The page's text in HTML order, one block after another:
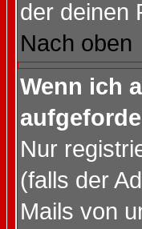
der deinen
Nach oben
Wenn ich
Nur
(falls der
Mails von